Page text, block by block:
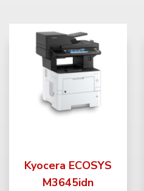
Kyocera ECOSYS
M3645idn